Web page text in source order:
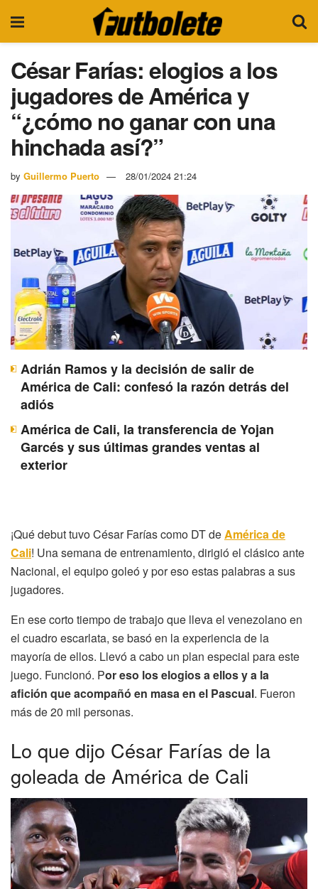
César Farías: elogios a los
jugadores de América y
“¿cómo no ganar con una
hinchada así?”
by Guillermo Puerto 28/01/2024 21:24
Adrián Ramos y la decisión de salir de
América de Cali: confesó la razón detrás del
adiós
América de Cali, la transferencia de Yojan
Garcés y sus últimas grandes ventas al
exterior
¡Qué debut tuvo César Farías como DT deAmérica de
Cali! Una semana de entrenamiento, dirigió el clásico ante
Nacional, el equipo goleó y por eso estas palabras a sus
jugadores.
En ese corto tiempo de trabajo que lleva el venezolano en
el cuadro escarlata, se basó en la experiencia de la
mayoría de ellos. Llevó a cabo un plan especial para este
juego. Funcionó. Por eso los elogios a ellos y a la
afición que acompañó en masa en el Pascual. Fueron
más de 20 mil personas.
Lo que dijo César Farías de la
goleada de América de Cali